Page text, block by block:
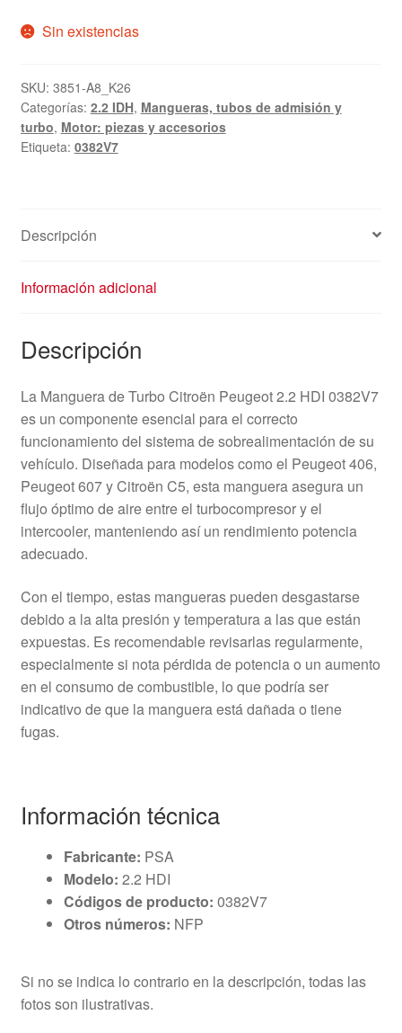
Sin existencias
SKU: 3851-A8_K26
Categorías: 2.2 IDH, Mangueras, tubos de admisión y
turbo, Motor: piezas y accesorios
Etiqueta: 0382V7
Descripción
Información adicional
Descripción
La Manguera de Turbo Citroën Peugeot 2.2 HDI 0382V7
es un componente esencial para el correcto
funcionamiento del sistema de sobrealimentación de su
vehículo. Diseñada para modelos como el Peugeot 406,
Peugeot 607 y Citroën C5, esta manguera asegura un
flujo óptimo de aire entre el turbocompresor y el
intercooler, manteniendo así un rendimiento potencia
adecuado.
Con el tiempo, estas mangueras pueden desgastarse
debido a la alta presión y temperatura a las que están
expuestas. Es recomendable revisarlas regularmente,
especialmente si nota pérdida de potencia o un aumento
en el consumo de combustible, lo que podría ser
indicativo de que la manguera está dañada o tiene
fugas.
Información técnica
Fabricante: PSA
Modelo: 2.2 HDI
Códigos de producto: 0382V7
Otros números: NFP
Si no se indica lo contrario en la descripción, todas las
fotos son ilustrativas.